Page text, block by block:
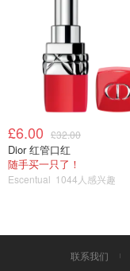
£6.00 £32.00
Dior 红管口红
随手买一只了！
Escentual 1044人感兴趣
联系我们